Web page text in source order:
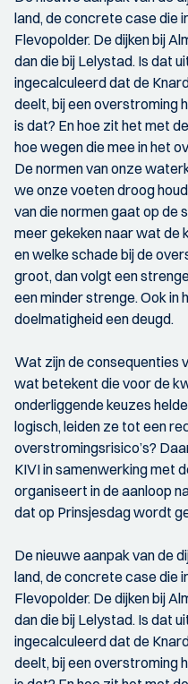
land, de concrete case die
Flevopolder. De dijken bij
dan die bij Lelystad. Is dat
ingecalculeerd dat de
deelt, bij een overstroming
is dat? En hoe zit het met
hoe wegen die mee in het
De normen van onze
we onze voeten droog
van die normen gaat op de
meer gekeken naar wat de
en welke schade bij de
groot, dan volgt een
een minder strenge. Ook in
doelmatigheid een deugd.
Wat zijn de consequenties
wat betekent die voor de
onderliggende keuzes
logisch, leiden ze tot een
overstromingsrisico’s?
KIVI in samenwerking met
organiseert in de aanloop
dat op Prinsjesdag wordt
De nieuwe aanpak van de
land, de concrete case die
Flevopolder. De dijken bij
dan die bij Lelystad. Is dat
ingecalculeerd dat de
deelt, bij een overstroming